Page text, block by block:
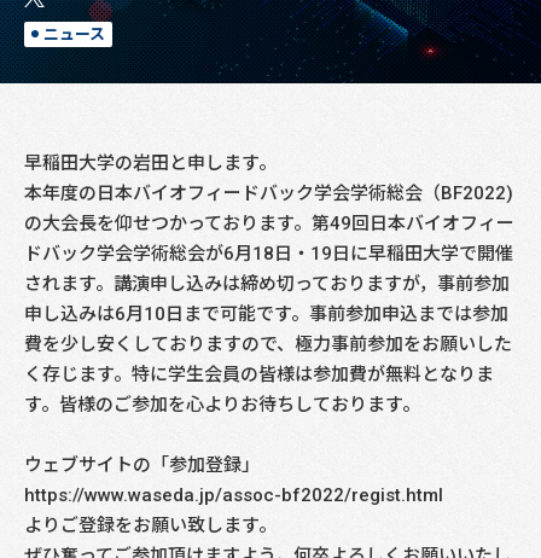
ニュース
早稲田大学の岩田と申します。
本年度の日本バイオフィードバック学会学術総会（BF2022)
の大会長を仰せつかっております。第49回日本バイオフィー
ドバック学会学術総会が6月18日・19日に早稲田大学で開催
されます。講演申し込みは締め切っておりますが，事前参加
申し込みは6月10日まで可能です。事前参加申込までは参加
費を少し安くしておりますので、極力事前参加をお願いした
く存じます。特に学生会員の皆様は参加費が無料となりま
す。皆様のご参加を心よりお待ちしております。
ウェブサイトの「参加登録」
https://www.waseda.jp/assoc-bf2022/regist.html
よりご登録をお願い致します。